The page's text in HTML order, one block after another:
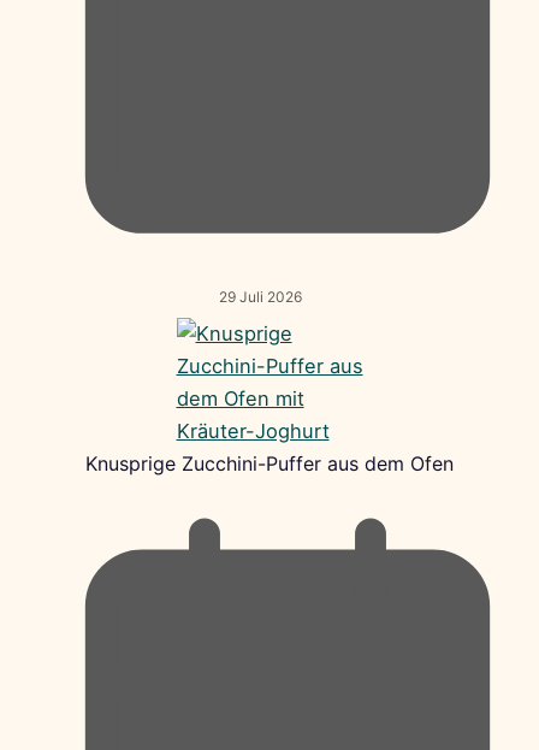
29 Juli 2026
Knusprige Zucchini-Puffer aus dem Ofen